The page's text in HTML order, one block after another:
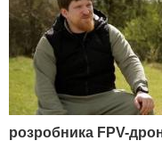
розробника FPV-